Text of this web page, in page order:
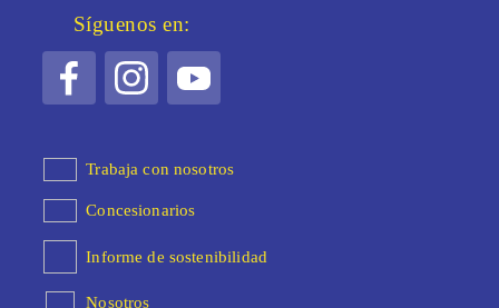
Síguenos en:
Trabaja con nosotros
Concesionarios
Informe de sostenibilidad
Nosotros